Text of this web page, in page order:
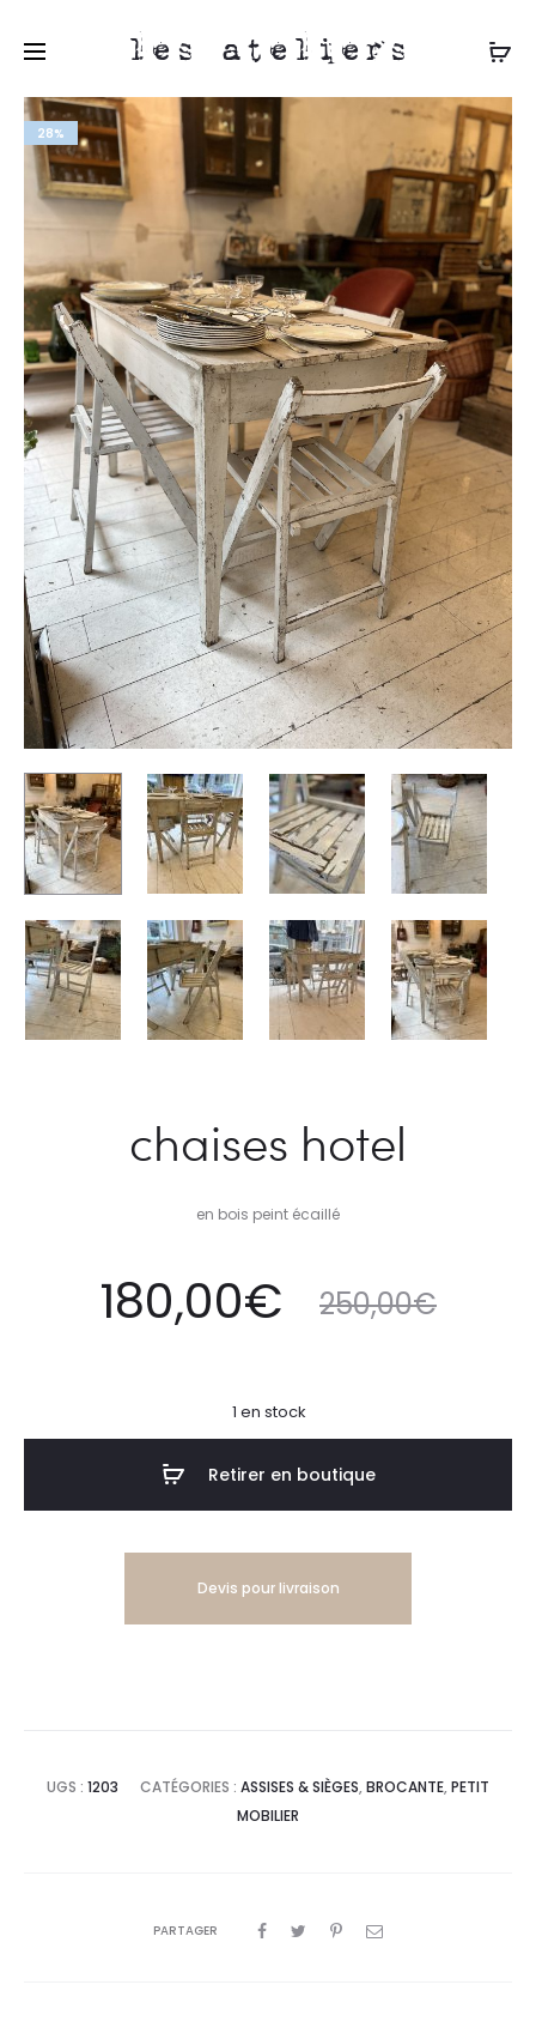
les ateliers
28%
chaises hotel
en bois peint écaillé
250,00€
Le
prix
initial
était :
180,00€
1 en stock
Retirer en boutique
Devis pour livraison
UGS : 1203 CATÉGORIES : ASSISES & SIÈGES, BROCANTE, PETIT
MOBILIER
PARTAGER